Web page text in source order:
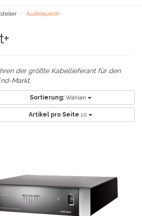
Audioquest+
der größte Kabellieferant für den
Markt.
Sortierung: Wählen
Artikel pro Seite 10